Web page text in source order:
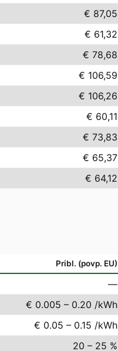
€ 87,05
€ 61,32
€ 78,68
€ 106,59
€ 106,26
€ 60,11
€ 73,83
€ 65,37
€ 64,12
Pribl. (povp. EU)
—
€ 0.005 – 0.20 /kWh
€ 0.05 – 0.15 /kWh
20 – 25 %